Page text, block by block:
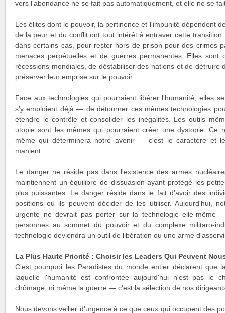
vers l'abondance ne se fait pas automatiquement, et elle ne se
Les élites dont le pouvoir, la pertinence et l'impunité dépendent
de la peur et du conflit ont tout intérêt à entraver cette
dans certains cas, pour rester hors de prison pour des crimes
menaces perpétuelles et de guerres permanentes. Elles sont
récessions mondiales, de déstabiliser des nations et de détruire
préserver leur emprise sur le pouvoir.
Face aux technologies qui pourraient libérer l'humanité, elles
s'y emploient déjà — de détourner ces mêmes technologies
étendre le contrôle et consolider les inégalités. Les outils
utopie sont les mêmes qui pourraient créer une dystopie. Ce
même qui déterminera notre avenir — c'est le caractère et
manient.
Le danger ne réside pas dans l'existence des armes
maintiennent un équilibre de dissuasion ayant protégé les
plus puissantes. Le danger réside dans le fait d'avoir des
positions où ils peuvent décider de les utiliser. Aujourd'hui,
urgente ne devrait pas porter sur la technologie elle-même
personnes au sommet du pouvoir et du complexe militaro-
technologie deviendra un outil de libération ou une arme
La Plus Haute Priorité : Choisir les Leaders Qui Peuvent
C'est pourquoi les Paradistes du monde entier déclarent que
laquelle l'humanité est confrontée aujourd'hui n'est pas le
chômage, ni même la guerre — c'est la sélection de nos
Nous devons veiller d'urgence à ce que ceux qui occupent des